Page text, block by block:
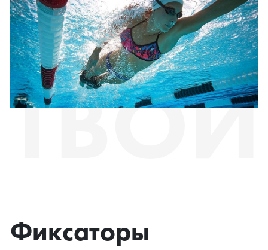
Фиксаторы